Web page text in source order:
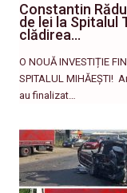
Constantin
de lei la Spitalul
clădirea…
O NOUĂ INVESTIȚIE
SPITALUL MIHĂEȘTI!
au finalizat…